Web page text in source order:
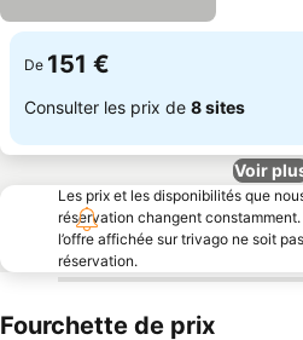
De 151 €
Consulter les prix de 8 sites
Voir
Les prix et les disponibilités que
réservation changent
l’offre affichée sur trivago ne soit
réservation.
Fourchette de prix